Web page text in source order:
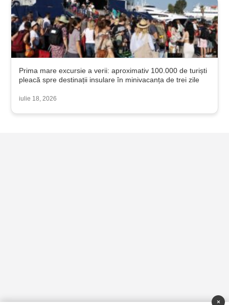
Prima mare excursie a verii: aproximativ 100.000 de turiști
pleacă spre destinații insulare în minivacanța de trei zile
iulie 18, 2026
×